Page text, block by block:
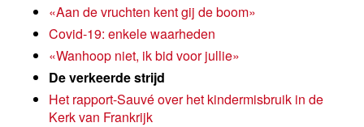
«Aan de vruchten kent gij de boom»
Covid-19: enkele waarheden
«Wanhoop niet, ik bid voor jullie»
De verkeerde strijd
Het rapport-Sauvé over het kindermisbruik in de
Kerk van Frankrijk